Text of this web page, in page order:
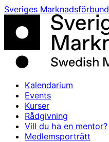
Skip
content
Sveriges Marknadsförbund
Kalendarium
Events
Kurser
Rådgivning
Vill du ha en mentor?
Medlemsporträtt